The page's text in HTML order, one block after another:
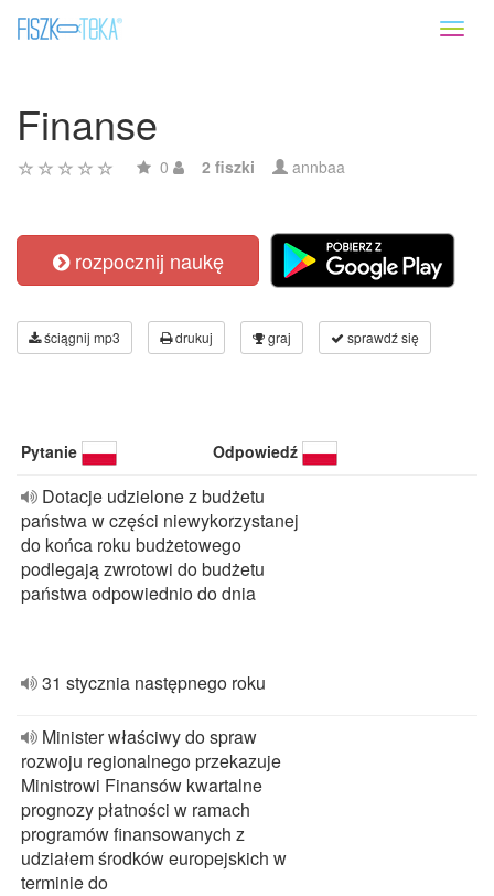
Finanse
0 2 fiszki annbaa
rozpocznij naukę
ściągnij mp3 drukuj graj sprawdź się
Pytanie Odpowiedź
Dotacje udzielone z budżetu
państwa w części niewykorzystanej
do końca roku budżetowego
podlegają zwrotowi do budżetu
państwa odpowiednio do dnia
31 stycznia następnego roku
Minister właściwy do spraw
rozwoju regionalnego przekazuje
Ministrowi Finansów kwartalne
prognozy płatności w ramach
programów finansowanych z
udziałem środków europejskich w
terminie do